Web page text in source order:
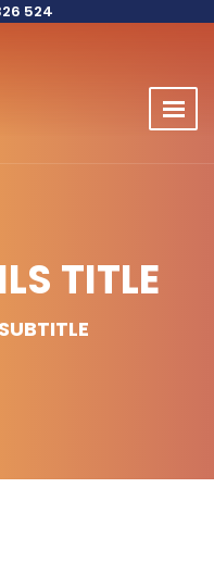
524
TITLE